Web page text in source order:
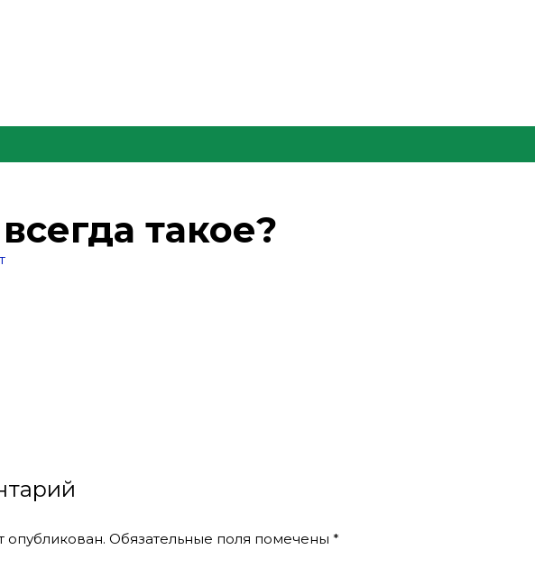
такое?
опубликован. Обязательные поля помечены*